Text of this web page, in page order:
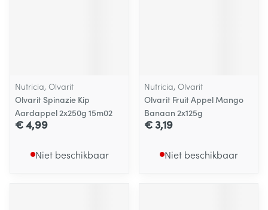
Nutricia, Olvarit
Olvarit Spinazie Kip
Aardappel 2x250g 15m02
€ 4,99
Niet beschikbaar
Nutricia, Olvarit
Olvarit Fruit Appel Mango
Banaan 2x125g
€ 3,19
Niet beschikbaar